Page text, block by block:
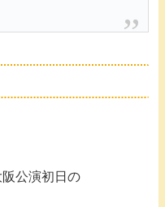
公演初日の